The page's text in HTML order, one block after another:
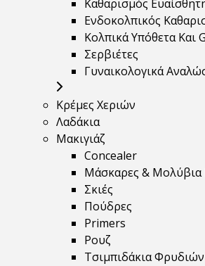
Καθαρισμός
Ενδοκολπικός
Κολπικά Υπόθετα Και
Σερβιέτες
Γυναικολογικά
Κρέμες Χεριών
Λαδάκια
Μακιγιάζ
Concealer
Μάσκαρες &
Σκιές
Πούδρες
Primers
Ρουζ
Τσιμπιδάκια Φρυδιών